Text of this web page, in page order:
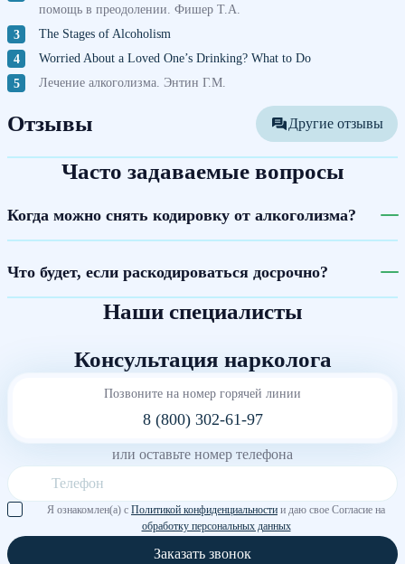
помощь в преодолении. Фишер Т.А.
The Stages of Alcoholism
Worried About a Loved One’s Drinking? What to Do
Лечение алкоголизма. Энтин Г.М.
Отзывы Другие отзывы
Часто задаваемые вопросы
Когда можно снять кодировку от алкоголизма?
Что будет, если раскодироваться досрочно?
Наши специалисты
Консультация нарколога
Позвоните на номер горячей линии
8 (800) 302-61-97
или оставьте номер телефона
Я ознакомлен(а) с Политикой конфиденциальности и даю свое Согласие на
обработку персональных данных
Заказать звонок